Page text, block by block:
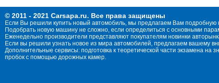
© 2011 - 2021 Carsapa.ru. Все права защищены
Если Вы решили купить новый автомобиль, мы предлагаем Вам
Подобрать новую машину не сложно, если определиться с основными
Еженедельно производители представляют покупателям новинки
Если вы решили узнать новое из мира автомобилей, предлагаем вашему
Дополнительные сервисы: подготовка к теоретической части экзамена
пробок с помощью дорожных камер.